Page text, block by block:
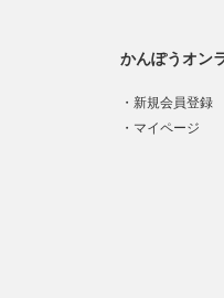
かんぽうオン
新規会員登録
マイページ